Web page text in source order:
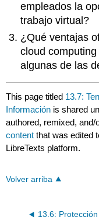
empleados la
trabajo virtual?
¿Qué ventajas
cloud
algunas de las
This page titled 13.7:
Información is shared
authored, remixed,
content that was edited
LibreTexts platform.
Volver arriba